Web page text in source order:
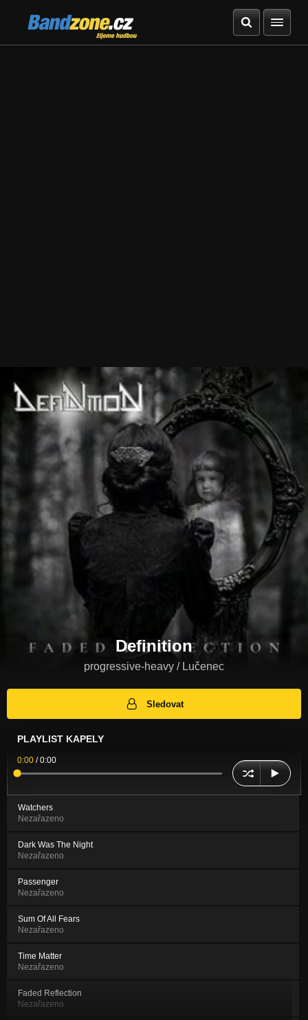
Bandzone.cz
žijeme hudbou
Definition
progressive-heavy / Lučenec
Sledovat
PLAYLIST KAPELY
0:00 /0:00
Watchers
Nezařazeno
Dark Was The Night
Nezařazeno
Passenger
Nezařazeno
Sum Of All Fears
Nezařazeno
Time Matter
Nezařazeno
Faded Reflection
Nezařazeno